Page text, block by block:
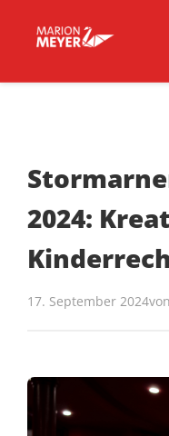
2024:
17. September 2024von